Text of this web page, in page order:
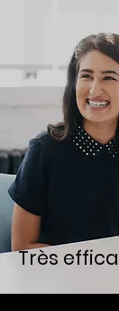
Très